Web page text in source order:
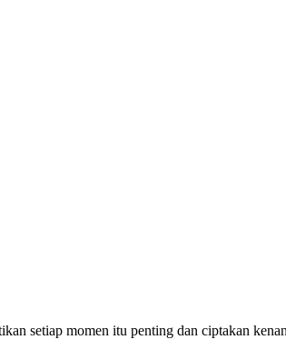
setiap momen itu penting dan ciptakan